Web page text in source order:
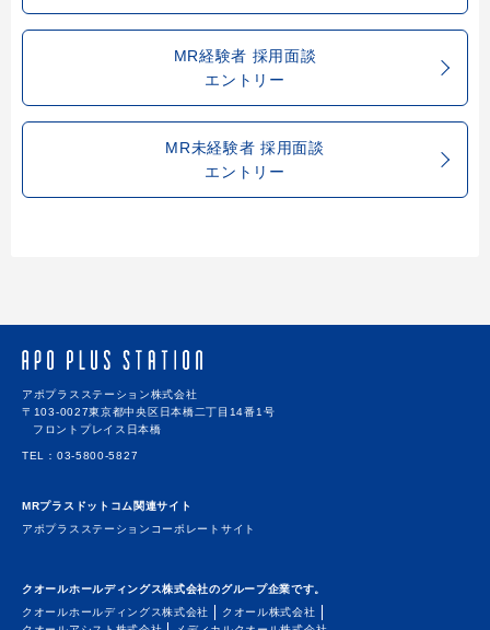
MR経験者 採用面談
エントリー
MR未経験者 採用面談
エントリー
アポプラスステーション株式会社
〒103-0027東京都中央区日本橋二丁目14番1号
フロントプレイス日本橋
TEL 03-5800-5827
MRプラスドットコム関連サイト
アポプラスステーションコーポレートサイト
クオールホールディングス株式会社のグループ企業です。
クオールホールディングス株式会社
クオール株式会社